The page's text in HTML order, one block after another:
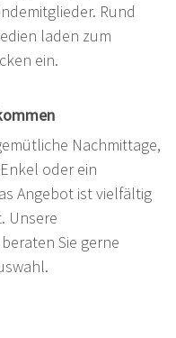
Rund
laden zum
ein.
Nachmittage,
oder ein
Angebot ist vielfältig
Unsere
Sie gerne